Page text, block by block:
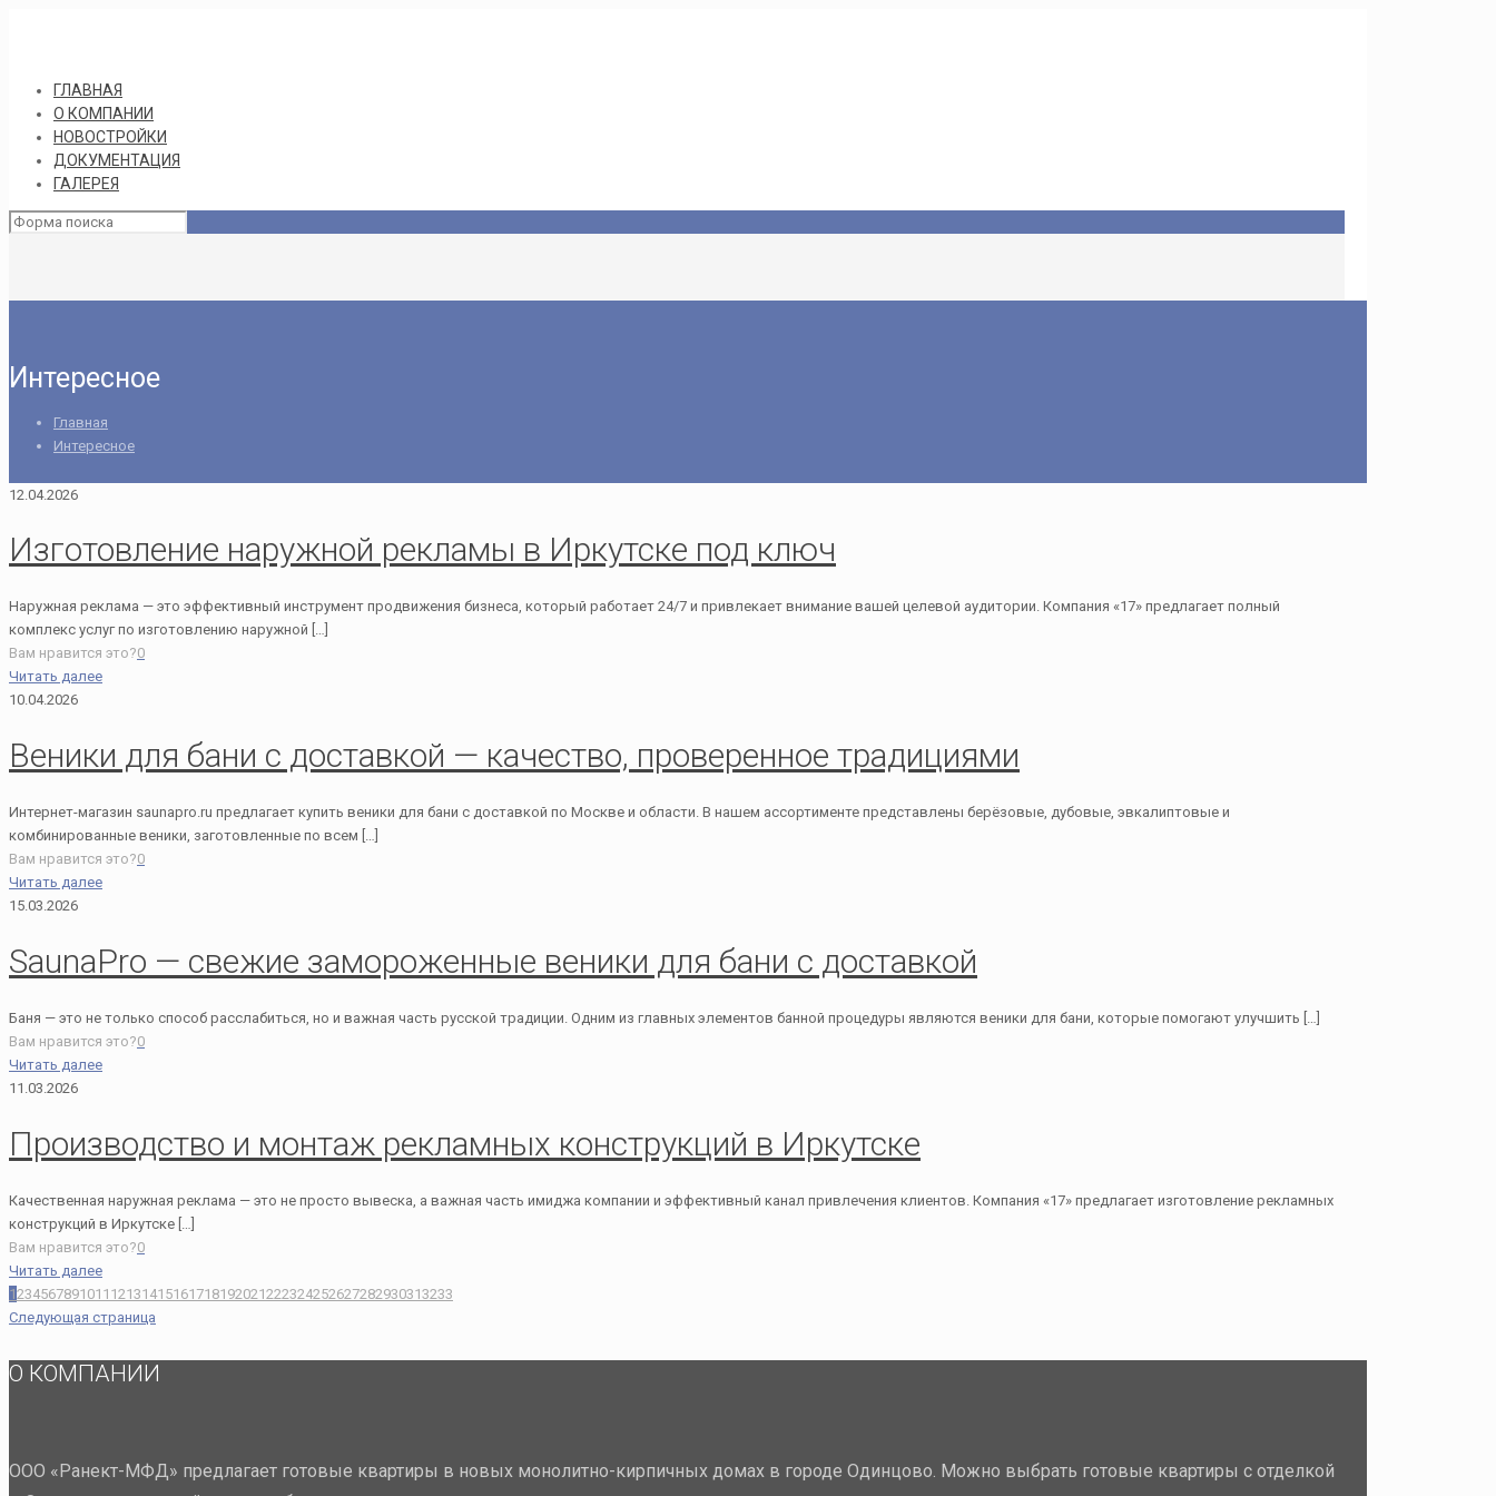
ГЛАВНАЯ
О КОМПАНИИ
НОВОСТРОЙКИ
ДОКУМЕНТАЦИЯ
ГАЛЕРЕЯ
Интересное
Главная
Интересное
12.04.2026
Изготовление наружной рекламы в Иркутске под ключ
Наружная реклама — это эффективный инструмент продвижения бизнеса, который работает 24/7 и привлекает внимание вашей целевой аудитории. Компания «17» предлагает полный
комплекс услуг по изготовлению наружной […]
Вам нравится это?0
Читать далее
10.04.2026
Веники для бани с доставкой — качество, проверенное традициями
Интернет-магазин saunapro.ru предлагает купить веники для бани с доставкой по Москве и области. В нашем ассортименте представлены берёзовые, дубовые, эвкалиптовые и
комбинированные веники, заготовленные по всем […]
Вам нравится это?0
Читать далее
15.03.2026
SaunaPro — свежие замороженные веники для бани с доставкой
Баня — это не только способ расслабиться, но и важная часть русской традиции. Одним из главных элементов банной процедуры являются веники для бани, которые помогают улучшить
Вам нравится это?0
Читать далее
11.03.2026
Производство и монтаж рекламных конструкций в Иркутске
Качественная наружная реклама — это не просто вывеска, а важная часть имиджа компании и эффективный канал привлечения клиентов. Компания «17» предлагает изготовление рекламных
конструкций в Иркутске […]
Вам нравится это?0
Читать далее
1234567891011 12131415161718192021222324252627282930313233
Следующая страница
О КОМПАНИИ
ООО «Ранект-МФД» предлагает готовые квартиры в новых монолитно-кирпичных домах в городе Одинцово. Можно выбрать готовые квартиры с отделкой